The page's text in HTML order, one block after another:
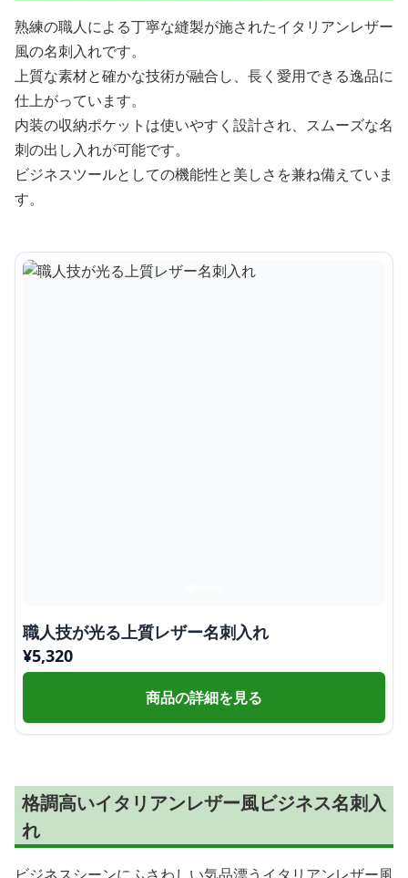
熟練の職人による丁寧な縫製が施されたイタリアンレザー
風の名刺入れです。
上質な素材と確かな技術が融合し、長く愛用できる逸品に
仕上がっています。
内装の収納ポケットは使いやすく設計され、スムーズな名
刺の出し入れが可能です。
ビジネスツールとしての機能性と美しさを兼ね備えていま
す。
職人技が光る上質レザー名刺入れ
¥5,320
商品の詳細を見る
格調高いイタリアンレザー風ビジネス名刺入
れ